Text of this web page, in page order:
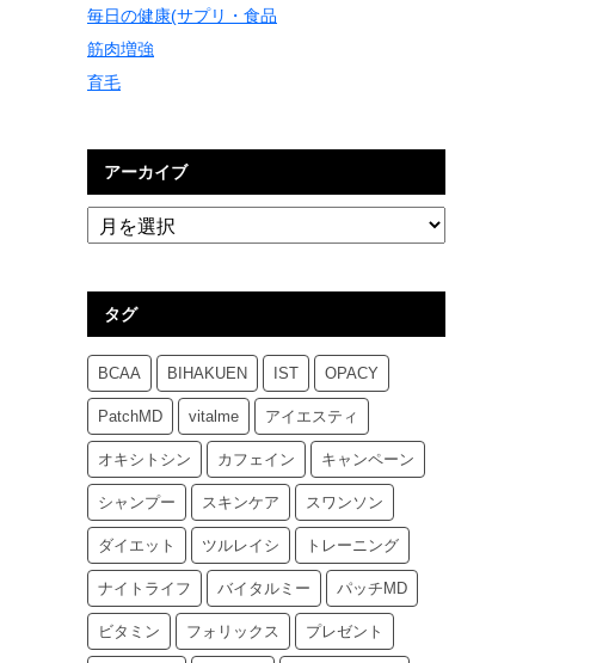
毎日の健康(サプリ・食品
筋肉増強
育毛
アーカイブ
タグ
BCAA BIHAKUEN IST OPACY
PatchMD vitalme アイエスティ
オキシトシン カフェイン キャンペーン
シャンプー スキンケア スワンソン
ダイエット ツルレイシ トレーニング
ナイトライフ バイタルミー パッチMD
ビタミン フォリックス プレゼント